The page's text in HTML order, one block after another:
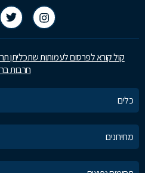
קול קורא לפרסום לעמותות שתכליתן
חרבות
כלים
מחירונים